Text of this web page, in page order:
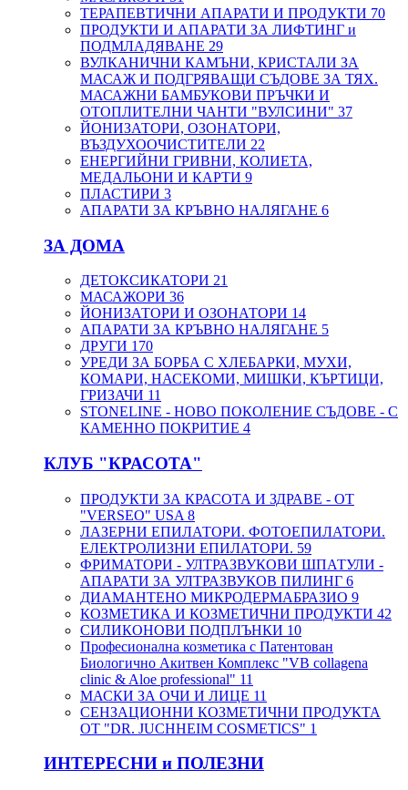
ТЕРАПЕВТИЧНИ АПАРАТИ И ПРОДУКТИ 70
ПРОДУКТИ И АПАРАТИ ЗА ЛИФТИНГ и
ПОДМЛАДЯВАНЕ 29
ВУЛКАНИЧНИ КАМЪНИ, КРИСТАЛИ ЗА
МАСАЖ И ПОДГРЯВАЩИ СЪДОВЕ ЗА ТЯХ.
МАСАЖНИ БАМБУКОВИ ПРЪЧКИ И
ОТОПЛИТЕЛНИ ЧАНТИ "ВУЛСИНИ" 37
ЙОНИЗАТОРИ, ОЗОНАТОРИ,
ВЪЗДУХООЧИСТИТЕЛИ 22
ЕНЕРГИЙНИ ГРИВНИ, КОЛИЕТА,
МЕДАЛЬОНИ И КАРТИ 9
ПЛАСТИРИ 3
АПАРАТИ ЗА КРЪВНО НАЛЯГАНЕ 6
ЗА ДОМА
ДЕТОКСИКАТОРИ 21
МАСАЖОРИ 36
ЙОНИЗАТОРИ И ОЗОНАТОРИ 14
АПАРАТИ ЗА КРЪВНО НАЛЯГАНЕ 5
ДРУГИ 170
УРЕДИ ЗА БОРБА С ХЛЕБАРКИ, МУХИ,
КОМАРИ, НАСЕКОМИ, МИШКИ, КЪРТИЦИ,
ГРИЗАЧИ 11
STONELINE - НОВО ПОКОЛЕНИЕ СЪДОВЕ - С
КАМЕННО ПОКРИТИЕ 4
КЛУБ "КРАСОТА"
ПРОДУКТИ ЗА КРАСОТА И ЗДРАВЕ - ОТ
"VERSEO" USA 8
ЛАЗЕРНИ ЕПИЛАТОРИ. ФОТОЕПИЛАТОРИ.
ЕЛЕКТРОЛИЗНИ ЕПИЛАТОРИ. 59
ФРИМАТОРИ - УЛТРАЗВУКОВИ ШПАТУЛИ -
АПАРАТИ ЗА УЛТРАЗВУКОВ ПИЛИНГ 6
ДИАМАНТЕНО МИКРОДЕРМАБРАЗИО 9
КОЗМЕТИКА И КОЗМЕТИЧНИ ПРОДУКТИ 42
СИЛИКОНОВИ ПОДПЛЪНКИ 10
Професионална козметика с Патентован
Биологично Акитвен Комплекс "VB collagena
clinic & Aloe professional" 11
МАСКИ ЗА ОЧИ И ЛИЦЕ 11
СЕНЗАЦИОННИ КОЗМЕТИЧНИ ПРОДУКТА
ОТ "DR. JUCHHEIM COSMETICS" 1
ИНТЕРЕСНИ и ПОЛЕЗНИ